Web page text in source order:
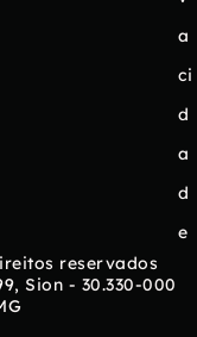
a
ci
d
a
d
e
reservados
Sion - 30.330-000